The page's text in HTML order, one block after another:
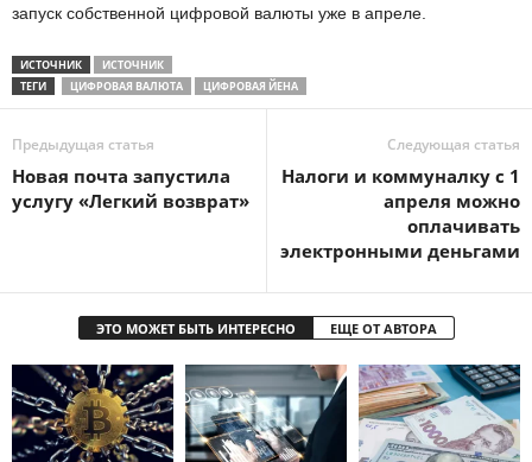
запуск собственной цифровой валюты уже в апреле.
ИСТОЧНИК
ИСТОЧНИК
ТЕГИ
ЦИФРОВАЯ ВАЛЮТА ЦИФРОВАЯ ЙЕНА
Предыдущая статья
Новая почта запустила
услугу «Легкий возврат»
Следующая статья
Налоги и коммуналку с 1
апреля можно
оплачивать
электронными деньгами
ЭТО МОЖЕТ БЫТЬ ИНТЕРЕСНО ЕЩЕ ОТ АВТОРА